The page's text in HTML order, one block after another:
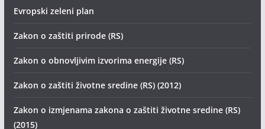
Evropski zeleni plan
Zakon o zaštiti prirode (RS)
Zakon o obnovljivim izvorima energije (RS)
Zakon o zaštiti životne sredine (RS) (2012)
Zakon o izmjenama zakona o zaštiti životne sredine (RS)
(2015)